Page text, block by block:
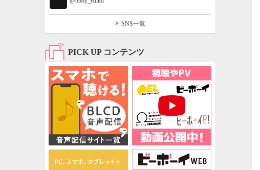
SNS一覧
PICK UP コンテンツ